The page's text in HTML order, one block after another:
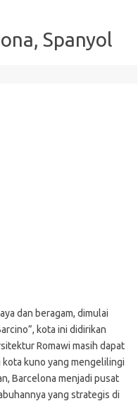
Spanyol
dan beragam, dimulai
kota ini didirikan
Romawi masih dapat
kuno yang mengelilingi
Barcelona menjadi pusat
yang strategis di